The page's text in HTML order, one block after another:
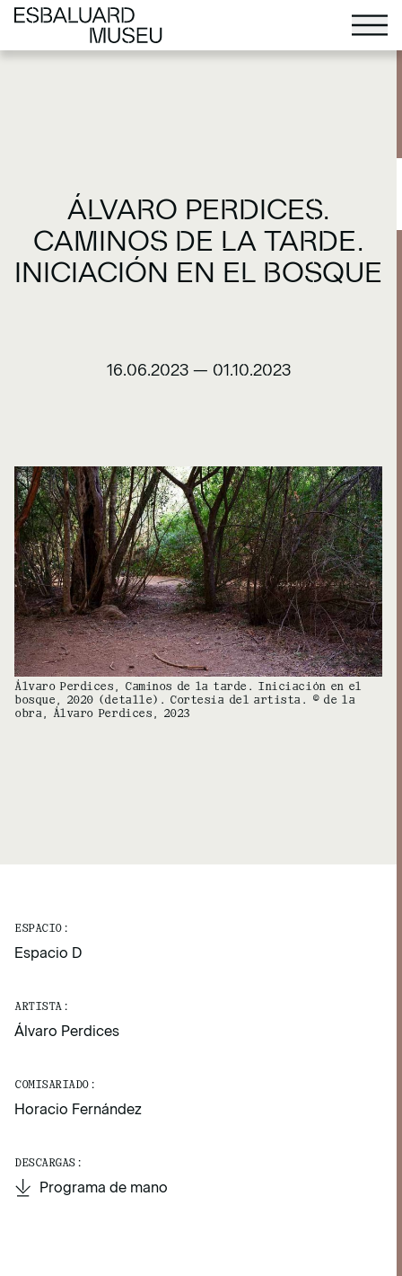
ÁLVARO PERDICES.
CAMINOS DE LA TARDE.
INICIACIÓN EN EL BOSQUE
16.06.2023— 01.10.2023
Álvaro Perdices, Caminos de la tarde. Iniciación en el
bosque, 2020 (detalle). Cortesía del artista. © de la
obra, Álvaro Perdices, 2023
ESPACIO:
Espacio D
ARTISTA:
Álvaro Perdices
COMISARIADO:
Horacio Fernández
DESCARGAS:
Programa de mano